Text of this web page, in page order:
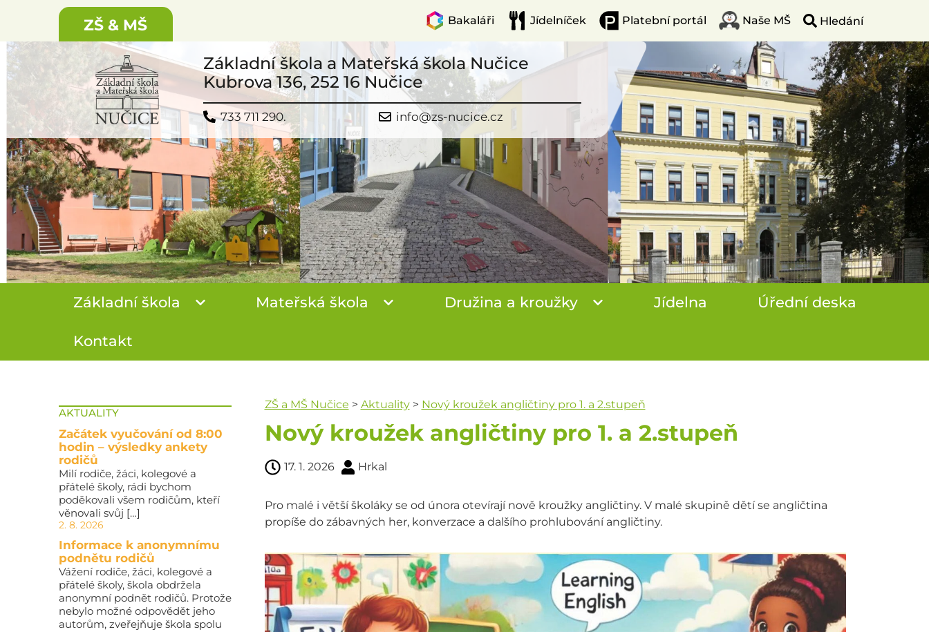
ZŠ & MŠ Bakaláři Jídelníček Platební portál Naše MŠ
Základní škola a Mateřská škola Nučice
Kubrova 136, 252 16 Nučice
733 711 290. info@zs-nucice.cz
Základní škola Mateřská škola Družina a kroužky Jídelna Úřední deska
Kontakt
AKTUALITY
Začátek vyučování od 8:00
hodin – výsledky ankety
rodičů
Milí rodiče, žáci, kolegové a
přátelé školy, rádi bychom
poděkovali všem rodičům, kteří
věnovali svůj […]
2. 8. 2026
Informace k anonymnímu
podnětu rodičů
Vážení rodiče, žáci, kolegové a
přátelé školy, škola obdržela
anonymní podnět rodičů. Protože
nebylo možné odpovědět jeho
autorům, zveřejňuje škola spolu
ZŠ a MŠ Nučice > Aktuality> Nový kroužek angličtiny pro 1. a 2.stupeň
Nový kroužek angličtiny pro 1. a 2.stupeň
17. 1. 2026 Hrkal
Pro malé i větší školáky se od února otevírají nově kroužky angličtiny. V malé skupině dětí se angličtina
propíše do zábavných her, konverzace a dalšího prohlubování angličtiny.